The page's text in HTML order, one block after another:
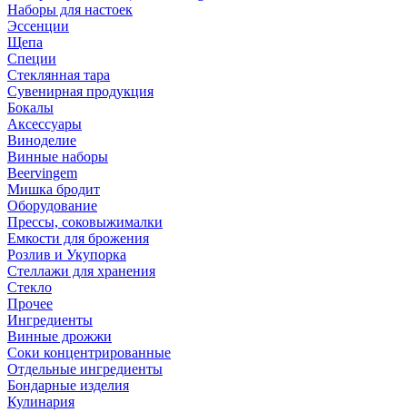
Наборы для настоек
Эссенции
Щепа
Специи
Стеклянная тара
Сувенирная продукция
Бокалы
Аксессуары
Виноделие
Винные наборы
Beervingem
Мишка бродит
Оборудование
Прессы, соковыжималки
Емкости для брожения
Розлив и Укупорка
Стеллажи для хранения
Стекло
Прочее
Ингредиенты
Винные дрожжи
Соки концентрированные
Отдельные ингредиенты
Бондарные изделия
Кулинария